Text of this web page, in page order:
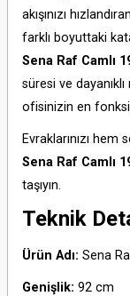
akışınızı
farklı boyuttaki
Sena Raf Camlı
süresi ve
ofisinizin en
Evraklarınızı
Sena Raf Camlı
taşıyın.
Teknik
Ürün Adı: Sena
Genişlik: 92 cm